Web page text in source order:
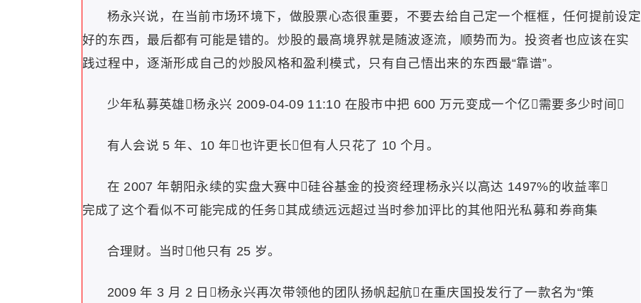
杨永兴说，在当前市场环境下，做股票心态很重要，不要去给自己定一个框框，任何提前设定
好的东西，最后都有可能是错的。炒股的最高境界就是随波逐流，顺势而为。投资者也应该在实
践过程中，逐渐形成自己的炒股风格和盈利模式，只有自己悟出来的东西最“靠谱”。
少年私募英雄杨永兴 2009-04-09 11:10 在股市中把 600 万元变成一个亿需要多少时间
有人会说 5 年、10 年也许更长但有人只花了 10 个月。
在 2007 年朝阳永续的实盘大赛中硅谷基金的投资经理杨永兴以高达 1497%的收益率
完成了这个看似不可能完成的任务其成绩远远超过当时参加评比的其他阳光私募和券商集
合理财。当时他只有 25 岁。
2009 年 3 月 2 日杨永兴再次带领他的团队扬帆起航在重庆国投发行了一款名为“策